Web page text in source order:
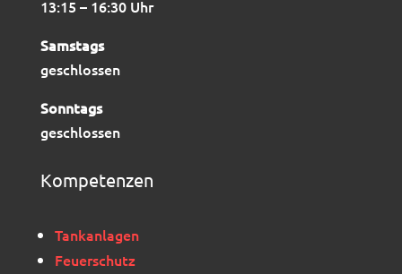
13:15 – 16:30 Uhr
Samstags
geschlossen
Sonntags
geschlossen
Kompetenzen
Tankanlagen
Feuerschutz